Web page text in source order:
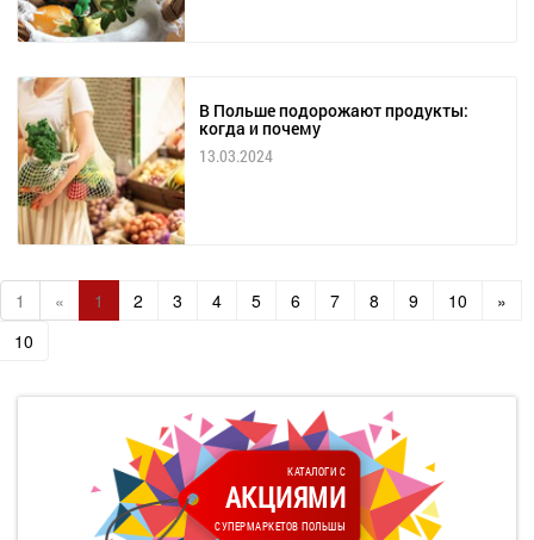
В Польше подорожают продукты:
когда и почему
13.03.2024
1 « 1 2 3 4 5 6 7 8 9 10
»
10
КАТАЛОГИ С
АКЦИЯМИ
СУПЕРМАРКЕТОВ ПОЛЬШЫ